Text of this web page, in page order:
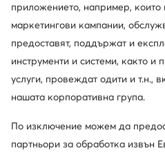
Изтеглете
За нас
приложението, например, които
маркетингови кампании,
предоставят, поддържат и
инструменти и системи, както и
услуги, провеждат одити и т.н.,
нашата корпоративна група.
По изключение можем да
партньори за обработка извън